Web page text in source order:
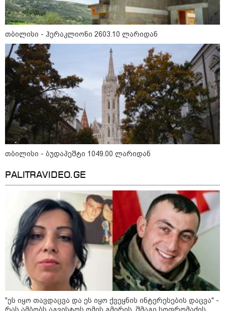
კატეგორიები
9
აგვისტო
დღის ზოგადი
ასტროლოგიური
პროგნოზი
აგვისტო აგარაკზე: ეს 5 საქმე
უნდა მოასწროთ შემოდგომის
დადგომამდე
ფული ამ ზოდიაქოს ნიშნების
ხელში აღმოჩნდება: ვინ
გამდიდრდება?
თბილისი - ჰერაკლიონი 2603.10 ლარიდან
თბილისი - ბუდაპეშტი 1049.00 ლარიდან
PALITRAVIDEO.GE
"ეს იყო თავდაცვა და ეს იყო ქვეყნის ინტერესების დაცვა" -
რას ამბობს აგვისტოს ომის გმირის, შმაგი სოფრომაძის